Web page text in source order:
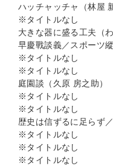
ハッチャッチャ（林屋
※タイトルなし
大きな器に盛る工夫（
早慶戰談義／スポーツ
※タイトルなし
※タイトルなし
庭園談（久原 房之助）
※タイトルなし
※タイトルなし
歴史は信ずるに足らず
※タイトルなし
※タイトルなし
※タイトルなし